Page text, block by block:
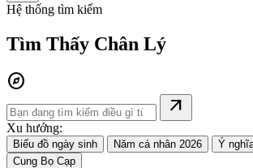
Hệ thống tìm kiếm
Tìm Thấy Chân Lý
explore
arrow_outward
Xu hướng:
Biểu đồ ngày sinh Năm cá nhân 2026
Ý
Cung Bọ Cạp